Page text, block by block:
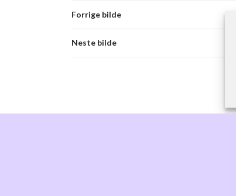
Forrige bilde
Neste bilde